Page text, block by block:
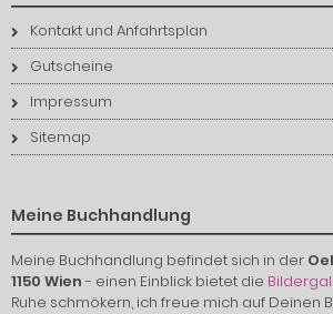
Kontakt und Anfahrtsplan
Gutscheine
Impressum
Sitemap
Meine Buchhandlung
Meine Buchhandlung befindet sich in der
1150 Wien- einen Einblick bietet die
Ruhe schmökern, ich freue mich auf Deinen